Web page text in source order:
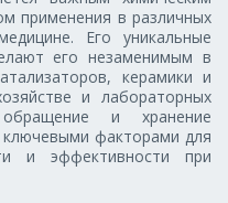
применения в различных
Его уникальные
его незаменимым в
керамики и
и лабораторных
обращение и хранение
ключевыми факторами для
и эффективности при